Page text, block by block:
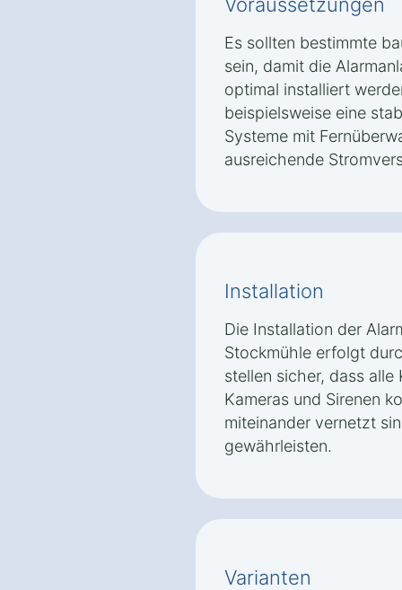
Es sollten bestimmte
sein, damit die
optimal installiert
beispielsweise eine
Systeme mit
ausreichende
Installation
Die Installation der
Stockmühle erfolgt
stellen sicher, dass alle
Kameras und Sirenen
miteinander vernetzt
gewährleisten.
Varianten